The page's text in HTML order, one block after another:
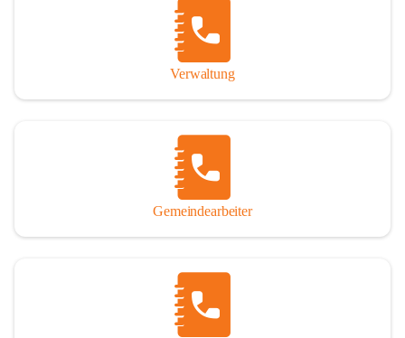
Verwaltung
Gemeindearbeiter